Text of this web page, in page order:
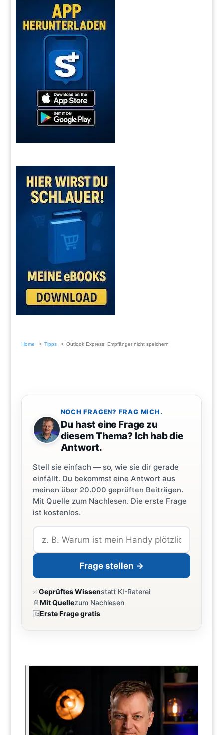
Home Tipps Outlook Express: Empfänger nicht speichern
NOCH FRAGEN? FRAG MICH.
Du hast eine Frage zu
diesem Thema? Ich hab die
Antwort.
Stell sie einfach — so, wie sie dir gerade
einfällt. Du bekommst eine Antwort aus
meinen über 20.000 geprüften Beiträgen.
Mit Quelle zum Nachlesen. Die erste Frage
ist kostenlos.
Frage stellen →
✅Geprüftes Wissenstatt KI-Raterei
📄Mit Quellezum Nachlesen
🆓Erste Frage gratis